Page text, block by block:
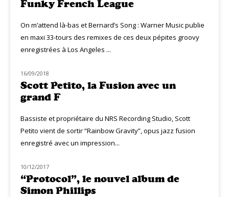
Funky French League
On m’attend là-bas et Bernard’s Song : Warner Music publie
en maxi 33-tours des remixes de ces deux pépites groovy
enregistrées à Los Angeles ...
NOUVEAUTÉS
16/09/2018
Scott Petito, la Fusion avec un
grand F
Bassiste et propriétaire du NRS Recording Studio, Scott
Petito vient de sortir “Rainbow Gravity”, opus jazz fusion
enregistré avec un impression...
NOUVEAUTÉS
10/12/2017
“Protocol”, le nouvel album de
Simon Phillips